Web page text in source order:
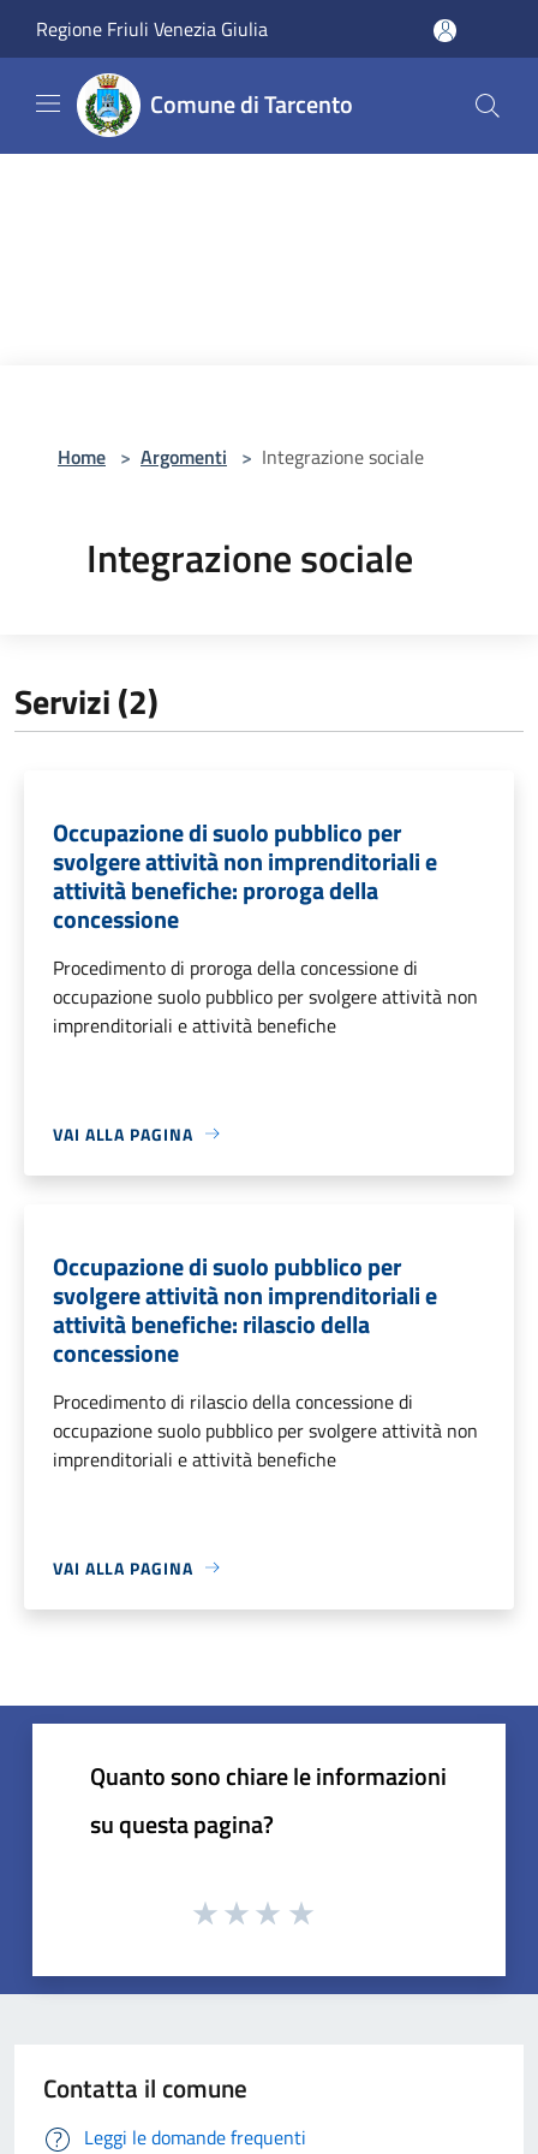
Regione Friuli Venezia Giulia
Comune di Tarcento
Home > Argomenti > Integrazione sociale
Integrazione sociale
Servizi (2)
Occupazione di suolo pubblico per
svolgere attività non imprenditoriali e
attività benefiche: proroga della
concessione
Procedimento di proroga della concessione di
occupazione suolo pubblico per svolgere attività non
imprenditoriali e attività benefiche
VAI ALLA PAGINA
Occupazione di suolo pubblico per
svolgere attività non imprenditoriali e
attività benefiche: rilascio della
concessione
Procedimento di rilascio della concessione di
occupazione suolo pubblico per svolgere attività non
imprenditoriali e attività benefiche
VAI ALLA PAGINA
Quanto sono chiare le informazioni
su questa pagina?
Contatta il comune
Leggi le domande frequenti